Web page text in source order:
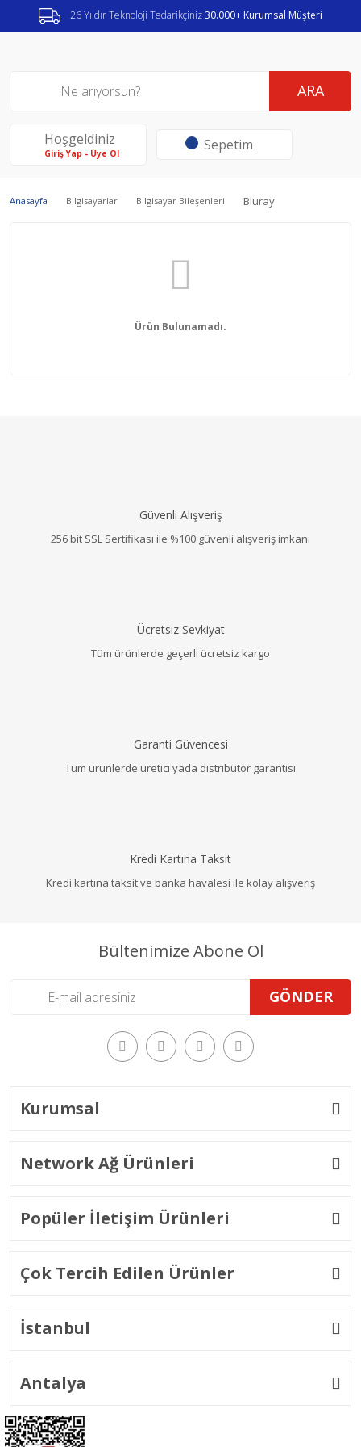
26 Yıldır Teknoloji Tedarikçiniz30.000+ Kurumsal Müşteri
ARA
Hoşgeldiniz
Giriş Yap - Üye Ol Sepetim
Anasayfa Bilgisayarlar Bilgisayar Bileşenleri Bluray
Ürün Bulunamadı.
Güvenli Alışveriş
256 bit SSL Sertifikası ile %100 güvenli alışveriş imkanı
Ücretsiz Sevkiyat
Tüm ürünlerde geçerli ücretsiz kargo
Garanti Güvencesi
Tüm ürünlerde üretici yada distribütör garantisi
Kredi Kartına Taksit
Kredi kartına taksit ve banka havalesi ile kolay alışveriş
Bültenimize Abone Ol
GÖNDER
Kurumsal
Network Ağ Ürünleri
Popüler İletişim Ürünleri
Çok Tercih Edilen Ürünler
İstanbul
Antalya